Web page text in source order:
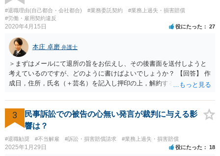
#退職理由(自己都合・会社都合) #業務委託契約
#業務上過失・損害賠償
#労働・雇用契約違反
2020年4月15日 役にたった 27
本庄 卓磨 弁護士
＞まずはメールにて退所の旨をお伝えし、その後書面を送付しようと
考えているのですが、どのように書けばよいでしょうか？ 【回答】 作
成日，住所，氏名（＋芸名）を記入し押印の上，解約する旨を伝える
ようなことはありますでしょうか？ 【回答】 特にないと思われます
が，仮に請求された場合はそれが「損害」に該当するのか検討するこ
とになります。 ＞また、事務所をやめる際、「退所後しばらく芸能活
動禁止」「活動するなら名前を変える」ことを事務所側から要求され
たという事例を聞いたことがあります。所属する際にいただいた契約
書にはそのようなことは書いていないのですが、仮にこれらを要求さ
3
民事訴訟での被告の心無い発言が裁判に与える影
響は？
#退職勧奨 #不当解雇 #訴訟・損害賠償請求 #業務上過失・損害賠償
2025年1月29日 役にたった 18